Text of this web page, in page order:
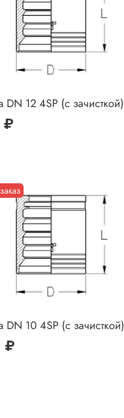
DN 12 4SP (с зачисткой)
₽
DN 10 4SP (с зачисткой)
₽